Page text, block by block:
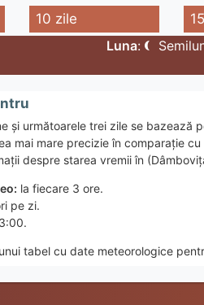
10 zile
Luna:
și următoarele trei zile se bazează
mai mare precizie în comparație
despre starea vremii în
la fiecare 3 ore.
pe zi.
tabel cu date meteorologice